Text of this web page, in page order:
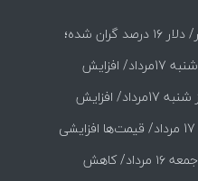
اظهارات همتی درباره دلار/ دلار ۱۶ درصد گران شده؛
قیمت طلا و سکه امروز شنبه 17مرداد/ افزایش
قیمت طلای 18عیار امروز شنبه 17مرداد/ افزایش
قیمت طلا و سکه امروز جمعه ۱۶ مرداد/ کاهش